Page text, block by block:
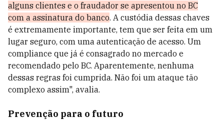
alguns clientes e o fraudador se apresentou no BC
com a assinatura do banco. A custódia dessas chaves
é extremamente importante, tem que ser feita em um
lugar seguro, com uma autenticação de acesso. Um
compliance que já é consagrado no mercado e
recomendado pelo BC. Aparentemente, nenhuma
dessas regras foi cumprida. Não foi um ataque tão
complexo assim", avalia.
Prevenção para o futuro